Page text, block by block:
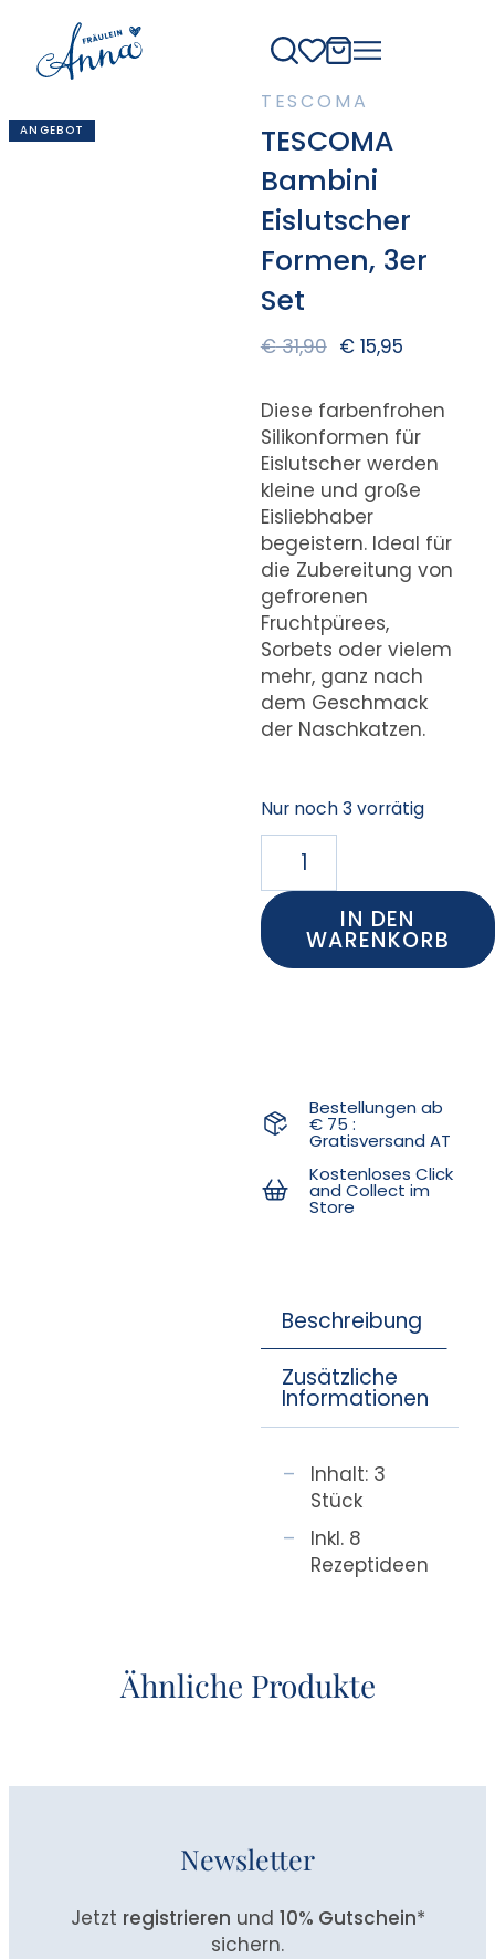
ANGEBOT
TESCOMA
TESCOMA
Bambini
Eislutscher
Formen, 3er
Set
€31,90 €15,95
Diese farbenfrohen
Silikonformen für
Eislutscher werden
kleine und große
Eisliebhaber
begeistern. Ideal für
die Zubereitung von
gefrorenen
Fruchtpürees,
Sorbets oder vielem
mehr, ganz nach
dem Geschmack
der Naschkatzen.
Nur noch 3 vorrätig
IN DEN
WARENKORB
Bestellungen ab
€ 75 :
Gratisversand AT
Kostenloses Click
and Collect im
Store
Beschreibung
Zusätzliche
Informationen
Inhalt: 3
Stück
Inkl. 8
Rezeptideen
Ähnliche Produkte
Newsletter
Jetzt registrieren und 10% Gutschein*
sichern.